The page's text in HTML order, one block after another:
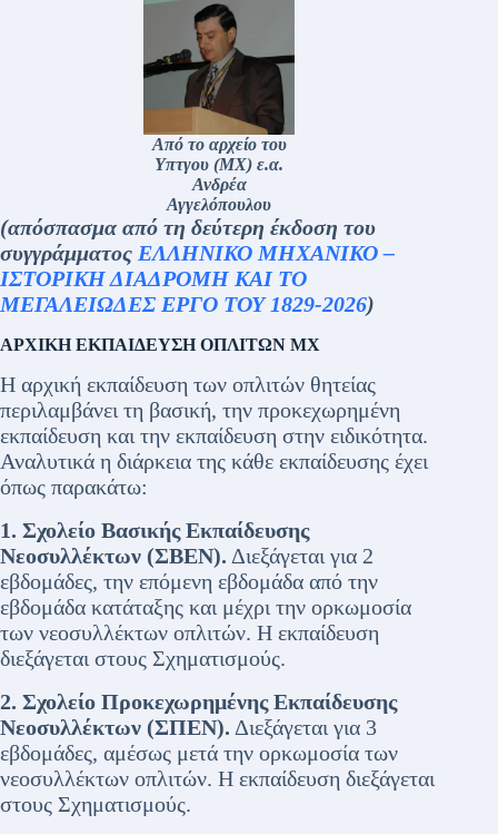
Από το αρχείο του
Υπτγου (ΜΧ) ε.α.
Ανδρέα
Αγγελόπουλου
(απόσπασμα από τη δεύτερη έκδοση του
συγγράμματος ΕΛΛΗΝΙΚΟ ΜΗΧΑΝΙΚΟ –
ΙΣΤΟΡΙΚΗ ΔΙΑΔΡΟΜΗ ΚΑΙ ΤΟ
ΜΕΓΑΛΕΙΩΔΕΣ ΕΡΓΟ ΤΟΥ 1829-2026)
ΑΡΧΙΚΗ ΕΚΠΑΙΔΕΥΣΗ ΟΠΛΙΤΩΝ ΜΧ
Η αρχική εκπαίδευση των οπλιτών θητείας
περιλαμβάνει τη βασική, την προκεχωρημένη
εκπαίδευση και την εκπαίδευση στην ειδικότητα.
Αναλυτικά η διάρκεια της κάθε εκπαίδευσης έχει
όπως παρακάτω:
1. Σχολείο Βασικής Εκπαίδευσης
Νεοσυλλέκτων (ΣΒΕΝ). Διεξάγεται για 2
εβδομάδες, την επόμενη εβδομάδα από την
εβδομάδα κατάταξης και μέχρι την ορκωμοσία
των νεοσυλλέκτων οπλιτών. Η εκπαίδευση
διεξάγεται στους Σχηματισμούς.
2. Σχολείο Προκεχωρημένης Εκπαίδευσης
Νεοσυλλέκτων (ΣΠΕΝ). Διεξάγεται για 3
εβδομάδες, αμέσως μετά την ορκωμοσία των
νεοσυλλέκτων οπλιτών. Η εκπαίδευση διεξάγεται
στους Σχηματισμούς.